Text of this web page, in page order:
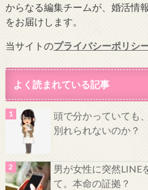
からなる編集チームが、婚活情
をお届けします。
当サイトのプライバシーポリシ
よく読まれている記事
頭で分かっていても
別れられないのか？
男が女性に突然LINE
て。本命の証拠？